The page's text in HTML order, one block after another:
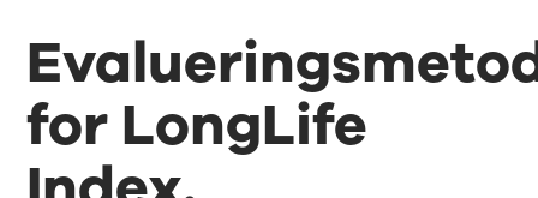
for LongLife